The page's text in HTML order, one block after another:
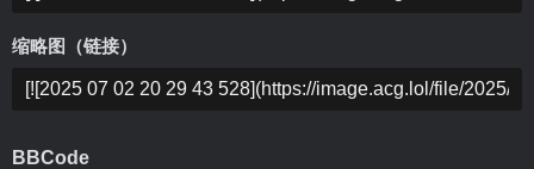
缩略图（链接）
BBCode